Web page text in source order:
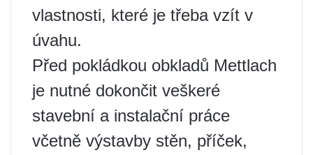
vlastnosti, které je třeba vzít v
úvahu.
Před pokládkou obkladů Mettlach
je nutné dokončit veškeré
stavební a instalační práce
včetně výstavby stěn, příček,